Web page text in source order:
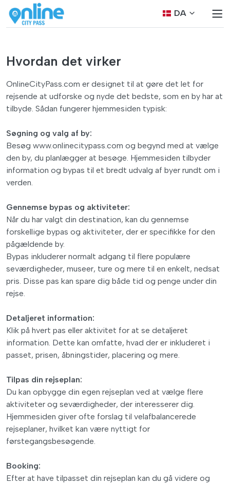
DA
Hvordan det virker
OnlineCityPass.com er designet til at gøre det let for
rejsende at udforske og nyde det bedste, som en by har at
tilbyde. Sådan fungerer hjemmesiden typisk:
Søgning og valg af by:
Besøg www.onlinecitypass.com og begynd med at vælge
den by, du planlægger at besøge. Hjemmesiden tilbyder
information og bypas til et bredt udvalg af byer rundt om i
verden.
Gennemse bypas og aktiviteter:
Når du har valgt din destination, kan du gennemse
forskellige bypas og aktiviteter, der er specifikke for den
pågældende by.
Bypas inkluderer normalt adgang til flere populære
seværdigheder, museer, ture og mere til en enkelt, nedsat
pris. Disse pas kan spare dig både tid og penge under din
rejse.
Detaljeret information:
Klik på hvert pas eller aktivitet for at se detaljeret
information. Dette kan omfatte, hvad der er inkluderet i
passet, prisen, åbningstider, placering og mere.
Tilpas din rejseplan:
Du kan opbygge din egen rejseplan ved at vælge flere
aktiviteter og seværdigheder, der interesserer dig.
Hjemmesiden giver ofte forslag til velafbalancerede
rejseplaner, hvilket kan være nyttigt for
førstegangsbesøgende.
Booking:
Efter at have tilpasset din rejseplan kan du gå videre og